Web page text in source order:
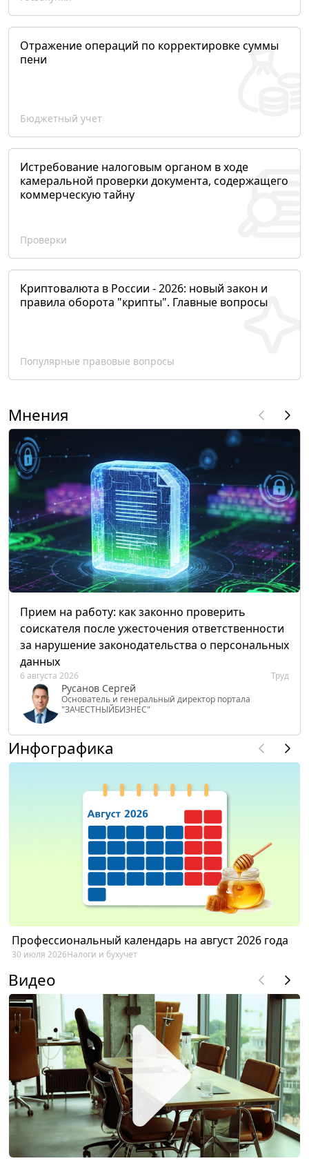
Отражение операций по корректировке суммы
пени
Бюджетный учет
Истребование налоговым органом в ходе
камеральной проверки документа, содержащего
коммерческую тайну
Проверки
Криптовалюта в России - 2026: новый закон и
правила оборота "крипты". Главные вопросы
Популярные правовые вопросы
Мнения
Прием на работу: как законно проверить
соискателя после ужесточения ответственности
за нарушение законодательства о персональных
данных
6 августа 2026 Труд
Русанов Сергей
Основатель и генеральный директор портала
"ЗАЧЕСТНЫЙБИЗНЕС"
Инфографика
Профессиональный календарь на август 2026 года
30 июля 2026Налоги и бухучет
Видео